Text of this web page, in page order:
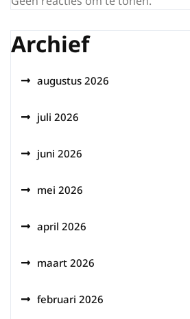
Archief
augustus 2026
juli 2026
juni 2026
mei 2026
april 2026
maart 2026
februari 2026